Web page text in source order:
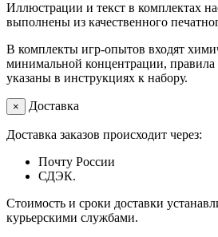
Иллюстрации и текст в комплектах
выполнены из качественного
В комплекты игр-опытов входят
минимальной концентрации,
указаны в инструкциях к набору.
× Доставка
Доставка заказов происходит через:
Почту России
СДЭК.
Стоимость и сроки доставки
курьерскими службами.